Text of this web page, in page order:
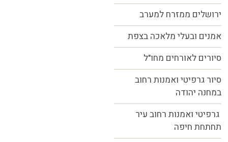
ירושלים ממזרח למערב
אמנים ובעלי מלאכה בצפת
סיורים לאורחים מחו"ל
סיור גרפיטי ואמנות רחוב
במחנה יהודה
גרפיטי ואמנות רחוב עיר
תחתחת חיפה